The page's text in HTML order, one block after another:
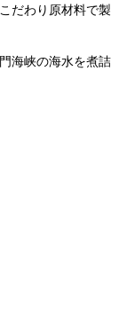
だわり原材料で製
海峡の海水を煮詰